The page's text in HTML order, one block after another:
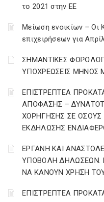
το 2021 στην ΕΕ
Μείωση ενοικίων – Οι
επιχειρήσεων για
ΣΗΜΑΝΤΙΚΕΣ
ΥΠΟΧΡΕΩΣΕΙΣ ΜΗΝΟΣ
ΕΠΙΣΤΡΕΠΤΕΑ
ΑΠΟΦΑΣΗΣ –
ΧΟΡΗΓΗΣΗΣ ΣΕ
ΕΚΔΗΛΩΣΗΣ
ΕΡΓΑΝΗ ΚΑΙ
ΥΠΟΒΟΛΗ ΔΗΛΩΣΕΩΝ.
ΝΑ ΚΑΝΟΥΝ ΧΡΗΣΗ
ΕΠΙΣΤΡΕΠΤΕΑ